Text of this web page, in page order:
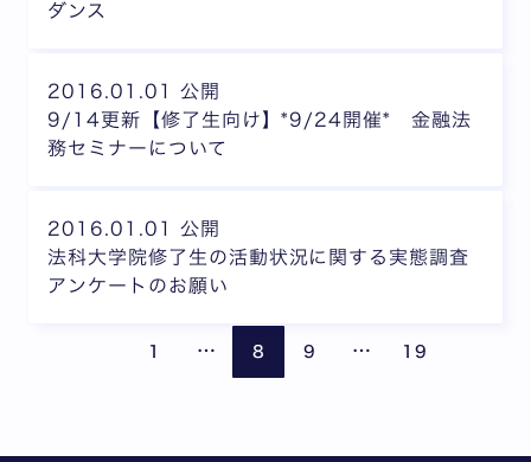
ダンス
2016.01.01 公開
9/14更新【修了生向け】*9/24開催* 金融法
務セミナーについて
2016.01.01 公開
法科大学院修了生の活動状況に関する実態調査
アンケートのお願い
1 … 8 9 … 19